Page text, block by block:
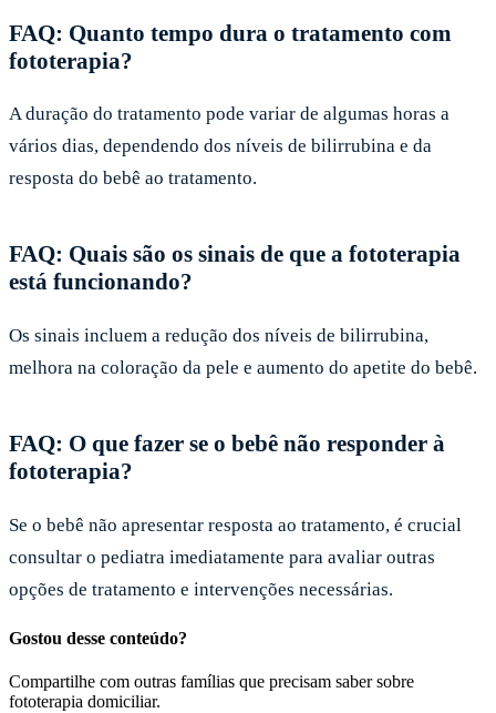
FAQ: Quanto tempo dura o tratamento com
fototerapia?
A duração do tratamento pode variar de algumas horas a
vários dias, dependendo dos níveis de bilirrubina e da
resposta do bebê ao tratamento.
FAQ: Quais são os sinais de que a fototerapia
está funcionando?
Os sinais incluem a redução dos níveis de bilirrubina,
melhora na coloração da pele e aumento do apetite do bebê.
FAQ: O que fazer se o bebê não responder à
fototerapia?
Se o bebê não apresentar resposta ao tratamento, é crucial
consultar o pediatra imediatamente para avaliar outras
opções de tratamento e intervenções necessárias.
Gostou desse conteúdo?
Compartilhe com outras famílias que precisam saber sobre
fototerapia domiciliar.